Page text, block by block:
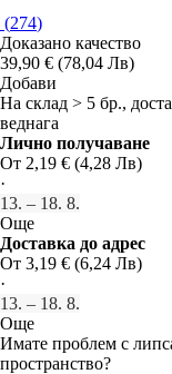
(274)
Доказано качество
39,90 € (78,04 Лв)
Добави
На склад > 5 бр.,
веднага
Лично получаване
От 2,19 € (4,28 Лв)
·
13. – 18. 8.
Още
Доставка до адрес
От 3,19 € (6,24 Лв)
·
13. – 18. 8.
Още
Имате проблем с
пространство?